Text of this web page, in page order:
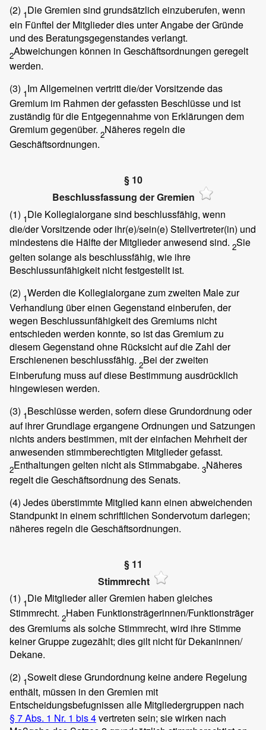
(2) 1Die Gremien sind grundsätzlich einzuberufen, wenn
ein Fünftel der Mitglieder dies unter Angabe der Gründe
und des Beratungsgegenstandes verlangt.
2Abweichungen können in Geschäftsordnungen geregelt
werden.
(3) 1Im Allgemeinen vertritt die/der Vorsitzende das
Gremium im Rahmen der gefassten Beschlüsse und ist
zuständig für die Entgegennahme von Erklärungen dem
Gremium gegenüber. 2Näheres regeln die
Geschäftsordnungen.
§ 10
Beschlussfassung der Gremien
(1) 1Die Kollegialorgane sind beschlussfähig, wenn
die/der Vorsitzende oder ihr(e)/sein(e) Stellvertreter(in) und
mindestens die Hälfte der Mitglieder anwesend sind. 2Sie
gelten solange als beschlussfähig, wie ihre
Beschlussunfähigkeit nicht festgestellt ist.
(2) 1Werden die Kollegialorgane zum zweiten Male zur
Verhandlung über einen Gegenstand einberufen, der
wegen Beschlussunfähigkeit des Gremiums nicht
entschieden werden konnte, so ist das Gremium zu
diesem Gegenstand ohne Rücksicht auf die Zahl der
Erschienenen beschlussfähig. 2Bei der zweiten
Einberufung muss auf diese Bestimmung ausdrücklich
hingewiesen werden.
(3) 1Beschlüsse werden, sofern diese Grundordnung oder
auf ihrer Grundlage ergangene Ordnungen und Satzungen
nichts anders bestimmen, mit der einfachen Mehrheit der
anwesenden stimmberechtigten Mitglieder gefasst.
2Enthaltungen gelten nicht als Stimmabgabe. 3Näheres
regelt die Geschäftsordnung des Senats.
(4) Jedes überstimmte Mitglied kann einen abweichenden
Standpunkt in einem schriftlichen Sondervotum darlegen;
näheres regeln die Geschäftsordnungen.
§ 11
Stimmrecht
(1) 1Die Mitglieder aller Gremien haben gleiches
Stimmrecht. 2Haben Funktionsträgerinnen/Funktionsträger
des Gremiums als solche Stimmrecht, wird ihre Stimme
keiner Gruppe zugezählt; dies gilt nicht für Dekaninnen/
Dekane.
(2) 1Soweit diese Grundordnung keine andere Regelung
enthält, müssen in den Gremien mit
Entscheidungsbefugnissen alle Mitgliedergruppen nach
§ 7 Abs. 1 Nr. 1 bis 4vertreten sein; sie wirken nach